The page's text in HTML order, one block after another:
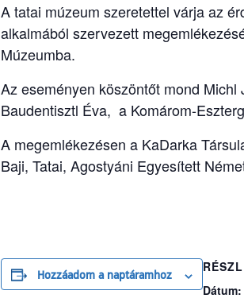
A tatai múzeum szeretettel várja az
alkalmából szervezett
Múzeumba.
Az eseményen köszöntőt mond
Baudentisztl Éva, a Komárom-
A megemlékezésen a KaDarka
Baji, Tatai, Agostyáni Egyesített
Hozzáadom a naptáramhoz
Dátum: